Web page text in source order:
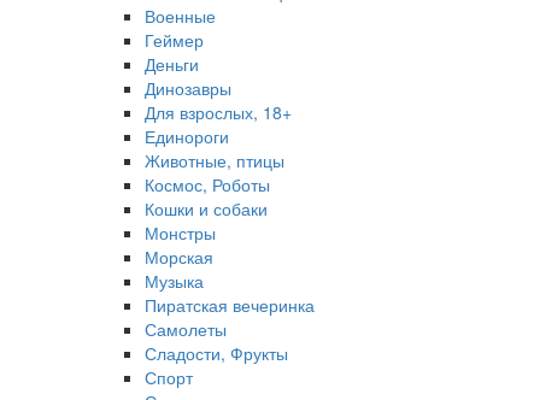
Военные
Геймер
Деньги
Динозавры
Для взрослых, 18+
Единороги
Животные, птицы
Космос, Роботы
Кошки и собаки
Монстры
Морская
Музыка
Пиратская вечеринка
Самолеты
Сладости, Фрукты
Спорт